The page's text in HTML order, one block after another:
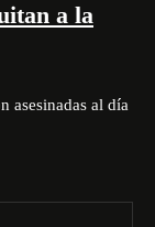
a la
asesinadas al día